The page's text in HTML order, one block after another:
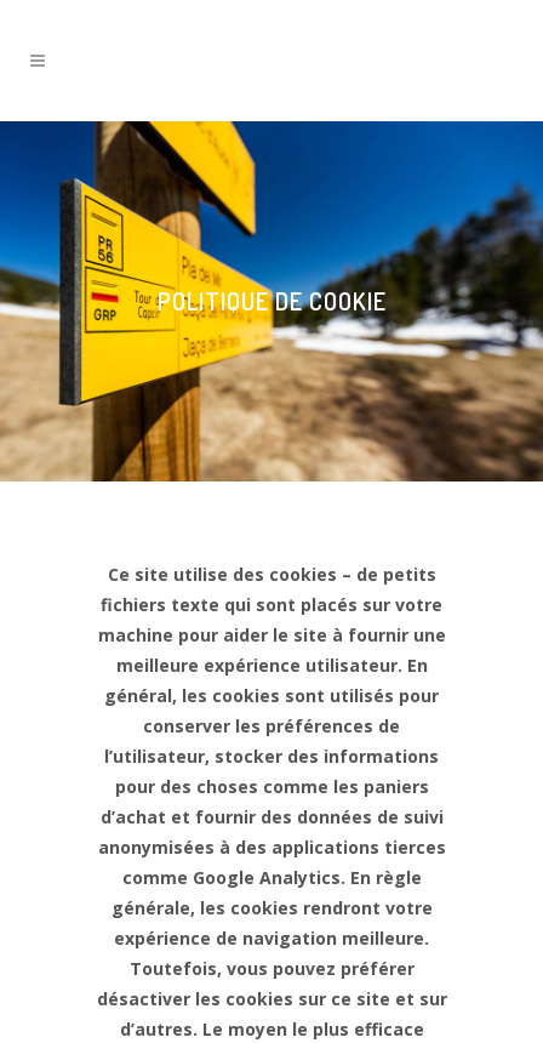
POLITIQUE DE COOKIE
Ce site utilise des cookies – de petits
fichiers texte qui sont placés sur votre
machine pour aider le site à fournir une
meilleure expérience utilisateur. En
général, les cookies sont utilisés pour
conserver les préférences de
l’utilisateur, stocker des informations
pour des choses comme les paniers
d’achat et fournir des données de suivi
anonymisées à des applications tierces
comme Google Analytics. En règle
générale, les cookies rendront votre
expérience de navigation meilleure.
Toutefois, vous pouvez préférer
désactiver les cookies sur ce site et sur
d’autres. Le moyen le plus efficace